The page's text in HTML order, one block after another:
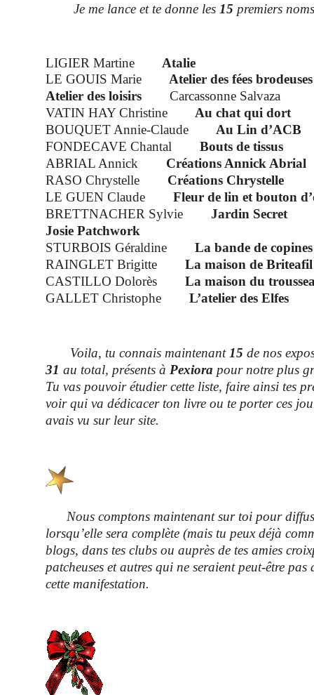
Je me lance et te donne les 15 premiers
LIGIER Martine
Atalie
LE GOUIS Marie
Atelier des fées brodeuses
Atelier des loisirs
Carcassonne Salvaza
VATIN HAY Christine Au chat qui dort
BOUQUET Annie-Claude Au Lin d’ACB
FONDECAVE Chantal Bouts de tissus
ABRIAL Annick Créations Annick Abrial
RASO Chrystelle
Créations Chrystelle
LE GUEN Claude Fleur de lin et bouton
BRETTNACHER Sylvie Jardin Secret
Josie Patchwork
STURBOIS Géraldine La bande de
RAINGLET Brigitte La maison de Briteafil
CASTILLO Dolorès
La maison du
GALLET Christophe L’atelier des Elfes
Voila, tu connais maintenant 15 de nos
31 au total, présents à Pexiora pour notre plus
Tu vas pouvoir étudier cette liste, faire ainsi tes
voir qui va dédicacer ton livre ou te porter ces
avais vu sur leur site.
Nous comptons maintenant sur toi pour
lorsqu’elle sera complète (mais tu peux déjà
blogs, dans tes clubs ou auprès de tes amies
patcheuses et autres qui ne seraient peut-être
cette manifestation.